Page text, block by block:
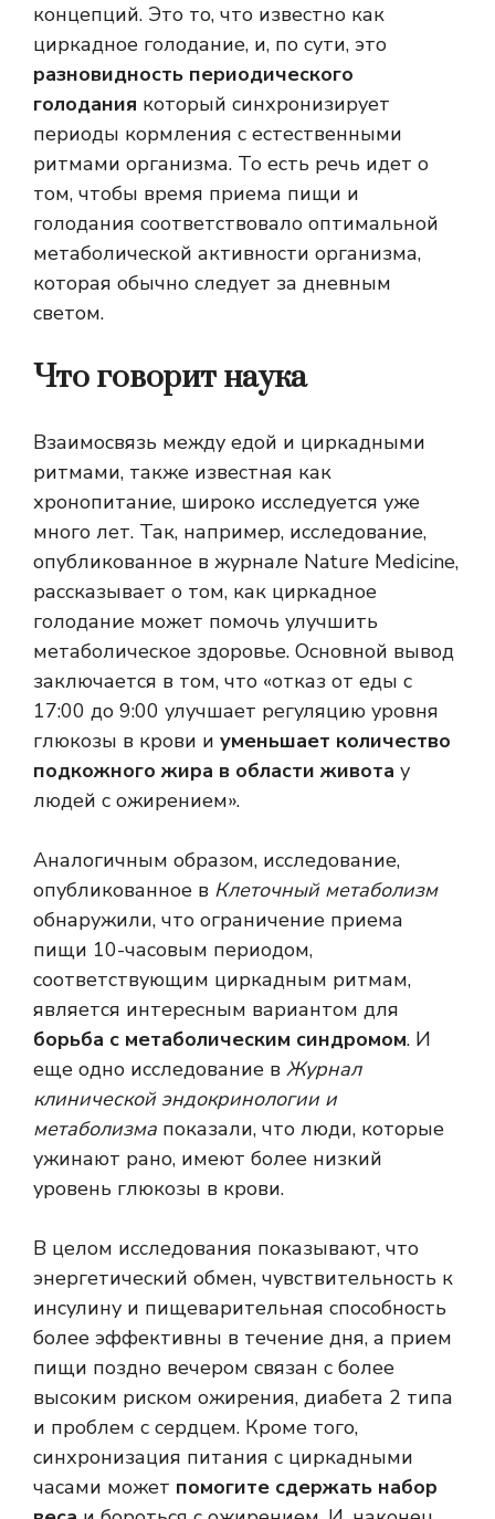
концепций. Это то, что известно как
циркадное голодание, и, по сути, это
разновидность периодического
голодания который синхронизирует
периоды кормления с естественными
ритмами организма. То есть речь идет о
том, чтобы время приема пищи и
голодания соответствовало оптимальной
метаболической активности организма,
которая обычно следует за дневным
светом.
Что говорит наука
Взаимосвязь между едой и циркадными
ритмами, также известная как
хронопитание, широко исследуется уже
много лет. Так, например, исследование,
опубликованное в журнале Nature Medicine,
рассказывает о том, как циркадное
голодание может помочь улучшить
метаболическое здоровье. Основной вывод
заключается в том, что «отказ от еды с
17:00 до 9:00 улучшает регуляцию уровня
глюкозы в крови и уменьшает количество
подкожного жира в области живота у
людей с ожирением».
Аналогичным образом, исследование,
опубликованное в Клеточный метаболизм
обнаружили, что ограничение приема
пищи 10-часовым периодом,
соответствующим циркадным ритмам,
является интересным вариантом для
борьба с метаболическим синдромом. И
еще одно исследование в Журнал
клинической эндокринологии и
метаболизма показали, что люди, которые
ужинают рано, имеют более низкий
уровень глюкозы в крови.
В целом исследования показывают, что
энергетический обмен, чувствительность к
инсулину и пищеварительная способность
более эффективны в течение дня, а прием
пищи поздно вечером связан с более
высоким риском ожирения, диабета 2 типа
и проблем с сердцем. Кроме того,
синхронизация питания с циркадными
часами может помогите сдержать набор